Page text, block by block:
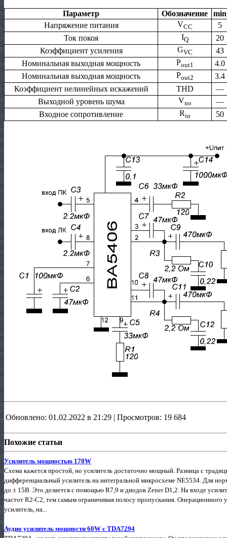
Параметр Обозначение
min
Напряжение питания
VCC
5
Ток покоя
IQ
20
Коэффициент усиления
GVC
43
Номинальная выходная мощность
Pout1
4.0
Номинальная выходная мощность
Pout2
3.4
Коэффициент нелинейных искажений
THD
—
Выходной уровень шума
Vno
—
Входное сопротивление
Rin 50
Обновлено: 01.02.2022 в 21:29 | Просмотров: 19 684
Похожие статьи
Усилитель мощностью 170W
Схема кажется простой, но усилитель достаточно мощный. Разница с
дифференциальный усилитель на интегральной микросхеме NE5534. Для
до ± 15В. Это делается с помощью R7,9 и диодов Zener D1,2. На входе
частот R2-C2, тем самым ограничивая полосу пропускания. Операционного
усилитель, на...
Аудио усилитель мощности 60W с TDA7294